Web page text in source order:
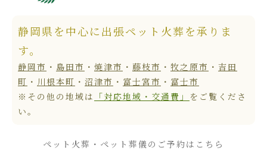
静岡県を中心に出張ペット火葬を承りま
す。
静岡市 ・ 島田市 ・ 焼津市 ・ 藤枝市 ・ 牧之原市 ・ 吉田
町 ・ 川根本町 ・ 沼津市 ・ 富士宮市 ・ 富士市
※その他の地域は 「対応地域・交通費」 をご覧くださ
い。
ペット火葬・ペット葬儀のご予約はこちら